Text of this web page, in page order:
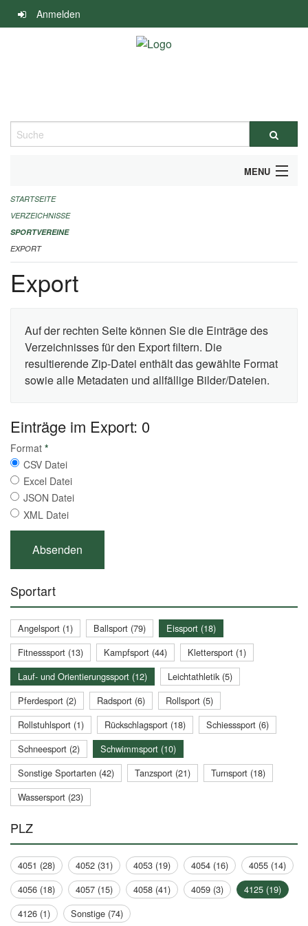
Navigation
überspringen
Anmelden
Suche
MENU
ALLGEMEINE INFORMATIONEN
FINANZIELLE UNTERSTÜTZUNG BENÖTIGT?
KONTAKT
STARTSEITE
VERZEICHNISSE
SPORTVEREINE
EXPORT
Export
Auf der rechten Seite können Sie die Einträge des
Verzeichnisses für den Export filtern. Die
resultierende Zip-Datei enthält das gewählte Format
sowie alle Metadaten und allfällige Bilder/Dateien.
Einträge im Export: 0
Format *
CSV Datei
Excel Datei
JSON Datei
XML Datei
Sportart
Angelsport (1) Ballsport (79)
Eissport (18)
Fitnesssport (13)
Kampfsport (44)
Klettersport (1)
Lauf- und Orientierungssport (12)
Leichtathletik (5)
Pferdesport (2)
Radsport (6)
Rollsport (5)
Rollstuhlsport (1)
Rückschlagsport (18)
Schiesssport (6)
Schneesport (2)
Schwimmsport (10)
Sonstige Sportarten (42)
Tanzsport (21)
Turnsport (18)
Wassersport (23)
PLZ
4051 (28) 4052 (31) 4053 (19) 4054 (16)
4055 (14)
4056 (18)
4057 (15) 4058 (41) 4059 (3)
4125 (19)
4126 (1)
Sonstige (74)